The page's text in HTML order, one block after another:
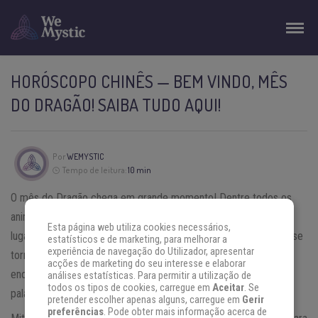
HORÓSCOPO CHINÊS — BEM VINDO, MÊS
DO DRAGÃO! SAIBA TUDO AQUI!
PorWEMYSTIC
Tempo de leitura:10 min
O mês do Dragão chega em grande momento! Dentre todos os
animais que compõem o horóscopo chinês, o Dragão ocupa um
lugar de honra e, longe de ser um animal mitológico do mal, ele se
torna o defensor dos grandes castelos onde os tesouros são
encontrados. Nós o vemos em todos os lugares em templos e
palácios chineses, na entrada, observando, sempre alerta.
Esta página web utiliza cookies necessários,
estatísticos e de marketing, para melhorar a
experiência de navegação do Utilizador, apresentar
acções de marketing do seu interesse e elaborar
análises estatísticas. Para permitir a utilização de
todos os tipos de cookies, carregue em Aceitar. Se
pretender escolher apenas alguns, carregue em Gerir
preferências. Pode obter mais informação acerca de